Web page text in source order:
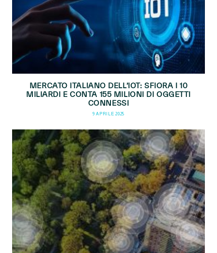
MERCATO ITALIANO DELL’IOT: SFIORA I 10
MILIARDI E CONTA 155 MILIONI DI OGGETTI
CONNESSI
9 APRILE 2025